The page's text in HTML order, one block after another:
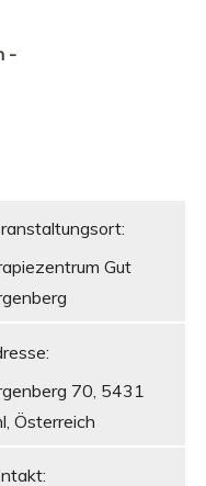
-
Gut
70, 5431
Österreich